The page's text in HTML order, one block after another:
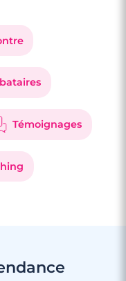
Témoignages